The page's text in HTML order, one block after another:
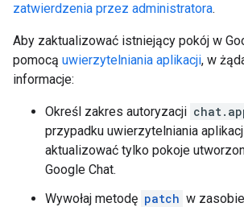
zatwierdzenia przez administratora.
Aby zaktualizować istniejący pokój w
pomocą uwierzytelniania aplikacji, w
informacje:
Określ zakres autoryzacji
przypadku uwierzytelniania
aktualizować tylko pokoje
Google Chat.
Wywołaj metodę patch w zasobie